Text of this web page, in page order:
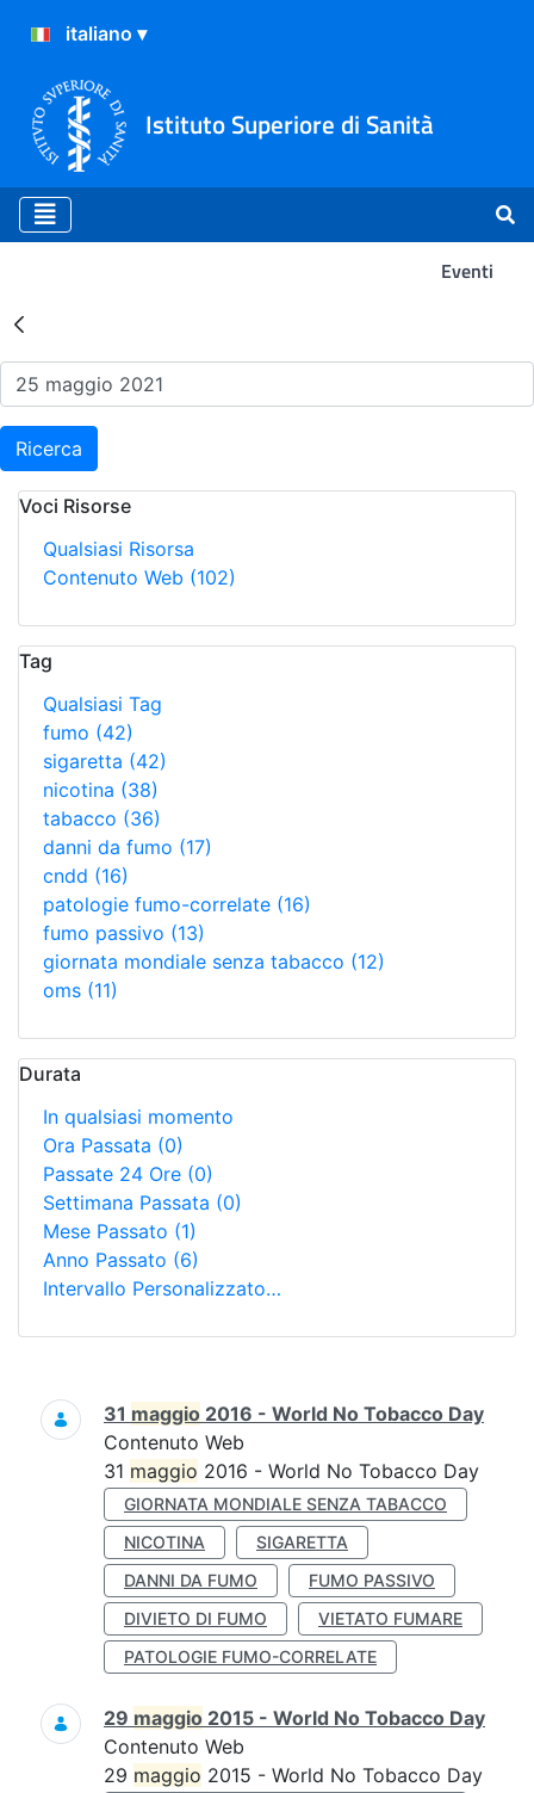
Istituto Superiore di Sanità
Eventi
Risultati della Ricerca -
Ricerca
Voci Risorse
Qualsiasi Risorsa
Contenuto Web (102)
Tag
Qualsiasi Tag
fumo (42)
sigaretta (42)
nicotina (38)
tabacco (36)
danni da fumo (17)
cndd (16)
patologie fumo-correlate (16)
fumo passivo (13)
giornata mondiale senza tabacco (12)
oms (11)
Durata
In qualsiasi momento
Ora Passata (0)
Passate 24 Ore (0)
Settimana Passata (0)
Mese Passato (1)
Anno Passato (6)
Intervallo Personalizzato…
Ricerca
31 maggio 2016 - World No Tobacco Day
Contenuto Web
31 maggio 2016 - World No Tobacco Day
GIORNATA MONDIALE SENZA TABACCO
NICOTINA
SIGARETTA
DANNI DA FUMO
FUMO PASSIVO
DIVIETO DI FUMO
VIETATO FUMARE
PATOLOGIE FUMO-CORRELATE
29 maggio 2015 - World No Tobacco Day
Contenuto Web
29 maggio 2015 - World No Tobacco Day